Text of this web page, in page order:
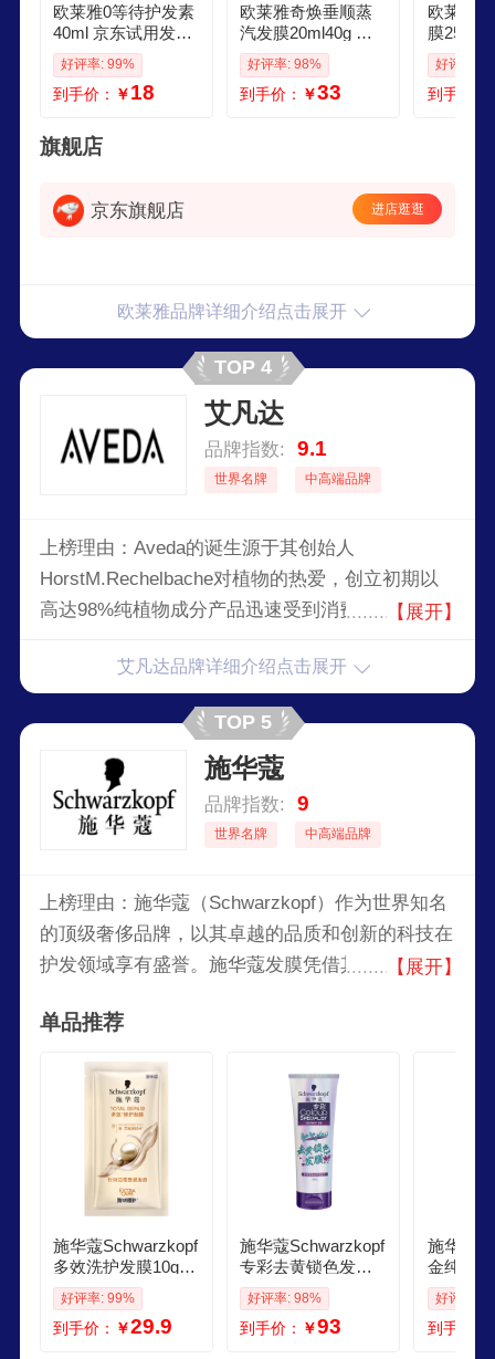
欧莱雅0等待护发素
40ml 京东试用发膜
级滋养柔顺修护干
枯毛躁
好评率: 99%
到手价： ￥18
欧莱雅奇焕垂顺蒸
汽发膜20ml40g 修
护滋养加热帽 适合
干枯发质
好评率: 98%
到手价： ￥33
欧莱雅
膜
顺滑修
防断发
好评率:
到手价：
旗舰店
京东旗舰店 进店逛逛
欧莱雅品牌详细介绍点击展开
TOP 4
艾凡达
品牌指数: 9.1
世界名牌 中高端品牌
上榜理由：Aveda的诞生源于其创始人
HorstM.Rechelbache对植物的热爱，创立初期以
高达98%纯植物成分产品迅速受到消费者追捧，随
发学院，1997年被美国雅诗兰黛(EsteeLauder)集
团收购，成为它旗下主打无添加的奢华护发品牌。
【展开】
艾凡达品牌详细介绍点击展开
TOP 5
施华蔻
品牌指数: 9
世界名牌 中高端品牌
上榜理由：施华蔻（Schwarzkopf）作为世界知名
的顶级奢侈品牌，以其卓越的品质和创新的科技在
护发领域享有盛誉。施华蔻发膜凭借其独特的配方
要优势在于深层滋养，能够有效修复受损发质，使
头发恢复健康光泽。
【展开】
单品推荐
施华蔻Schwarzkopf
多效洗护发膜10g
护发素焗油膏 柔顺
发丝试用装
好评率: 99%
到手价： ￥29.9
施华蔻Schwarzkopf
专彩去黄锁色发膜2
00g 漂染受损救星
去黄提亮固色 深层
修护柔顺
好评率: 98%
到手价： ￥93
施华蔻
金纯盈
乳400ml
膏 8种植
好评率:
到手价：